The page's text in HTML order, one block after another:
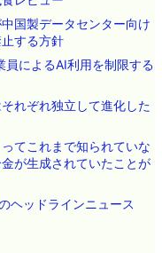
国製データセンター向け
する方針
によるAI利用を制限する
れぞれ独立して進化した
てこれまで知られていな
が生成されていたことが
ヘッドラインニュース